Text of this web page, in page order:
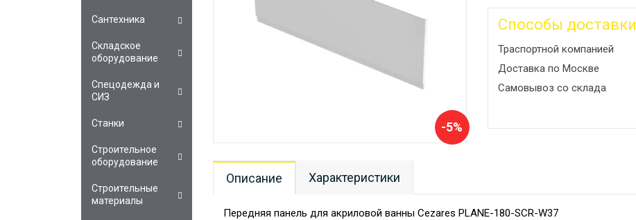
-5%
Способы доставки
Траспортной компанией
Доставка по Москве
Самовывоз со склада
Описание Характеристики
Передняя панель для акриловой ванны Cezares PLANE-180-SCR-W37
Сантехника
Складское
оборудование
Спецодежда и
СИЗ
Станки
Строительное
оборудование
Строительные
материалы